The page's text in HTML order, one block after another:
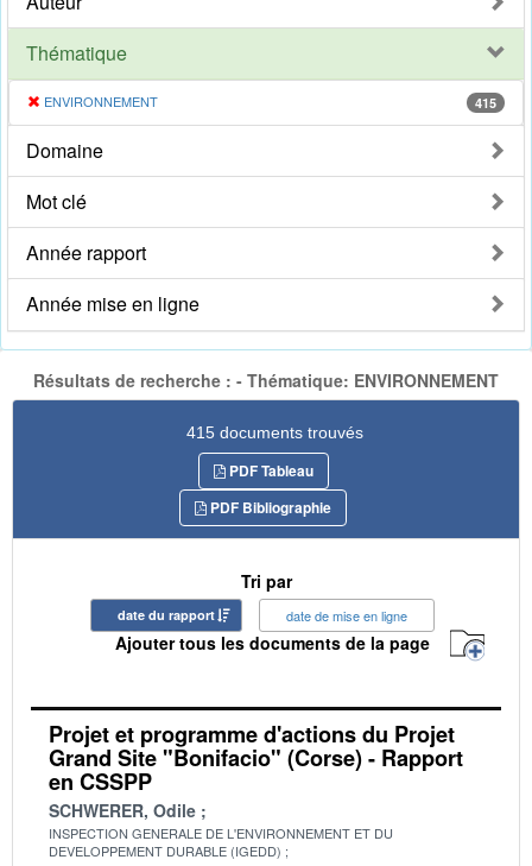
Thématique
ENVIRONNEMENT 415
Domaine
Mot clé
Année rapport
Année mise en ligne
Résultats de recherche : - Thématique: ENVIRONNEMENT
415 documents trouvés
PDF Tableau
PDF Bibliographie
Tri par
date du rapport date de mise en ligne
Ajouter tous les documents de la page
Projet et programme d'actions du Projet
Grand Site "Bonifacio" (Corse) - Rapport
en CSSPP
SCHWERER, Odile
INSPECTION GENERALE DE L'ENVIRONNEMENT ET DU
DEVELOPPEMENT DURABLE (IGEDD)